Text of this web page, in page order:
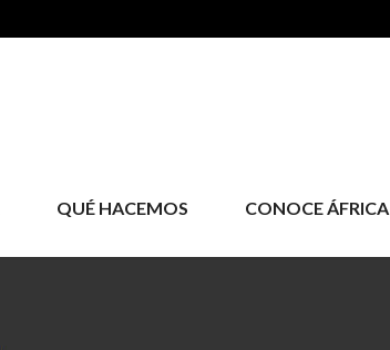
QUÉ HACEMOS CONOCE ÁFRICA